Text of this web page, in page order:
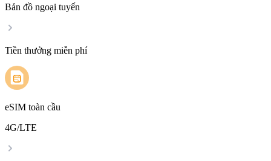
Bản đồ ngoại tuyến
Tiền thưởng miễn phí
eSIM toàn cầu
4G/LTE